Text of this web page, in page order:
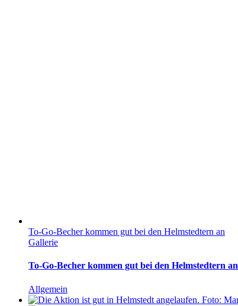
To-Go-Becher kommen gut bei den Helmstedtern an
Gallerie
To-Go-Becher kommen gut bei den Helmstedtern an
Allgemein